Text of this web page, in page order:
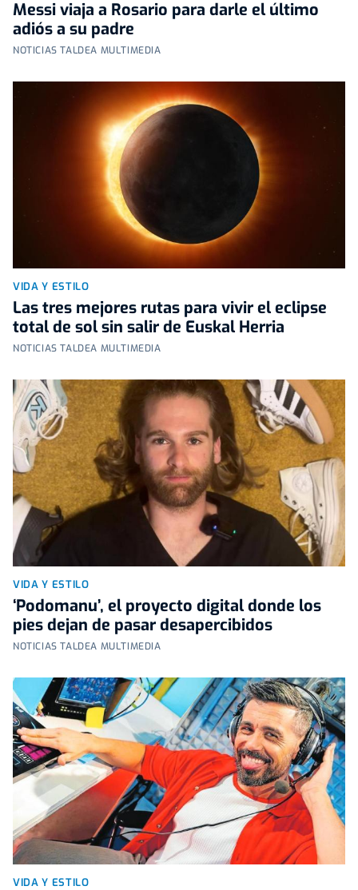
Messi viaja a Rosario para darle el último
adiós a su padre
NOTICIAS TALDEA MULTIMEDIA
VIDA Y ESTILO
Las tres mejores rutas para vivir el eclipse
total de sol sin salir de Euskal Herria
NOTICIAS TALDEA MULTIMEDIA
VIDA Y ESTILO
‘Podomanu’, el proyecto digital donde los
pies dejan de pasar desapercibidos
NOTICIAS TALDEA MULTIMEDIA
VIDA Y ESTILO